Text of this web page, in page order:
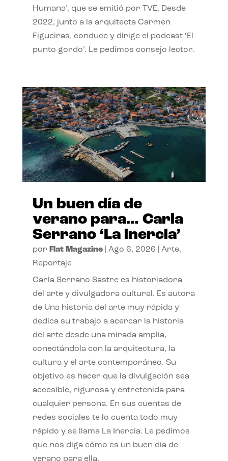
Humana’, que se emitió por TVE. Desde
2022, junto a la arquitecta Carmen
Figueiras, conduce y dirige el podcast ‘El
punto gordo’. Le pedimos consejo lector.
Un buen día de
verano para… Carla
Serrano ‘La inercia’
por Flat Magazine| Ago 6, 2026 Arte,
Reportaje
Carla Serrano Sastre es historiadora
del arte y divulgadora cultural. Es autora
de Una historia del arte muy rápida y
dedica su trabajo a acercar la historia
del arte desde una mirada amplia,
conectándola con la arquitectura, la
cultura y el arte contemporáneo. Su
objetivo es hacer que la divulgación sea
accesible, rigurosa y entretenida para
cualquier persona. En sus cuentas de
redes sociales te lo cuenta todo muy
rápido y se llama La Inercia. Le pedimos
que nos diga cómo es un buen día de
verano para ella.